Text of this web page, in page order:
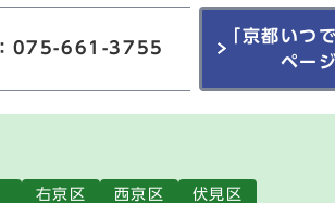
075-661-3755
「京都いつ
ペー
右京区 西京区 伏見区